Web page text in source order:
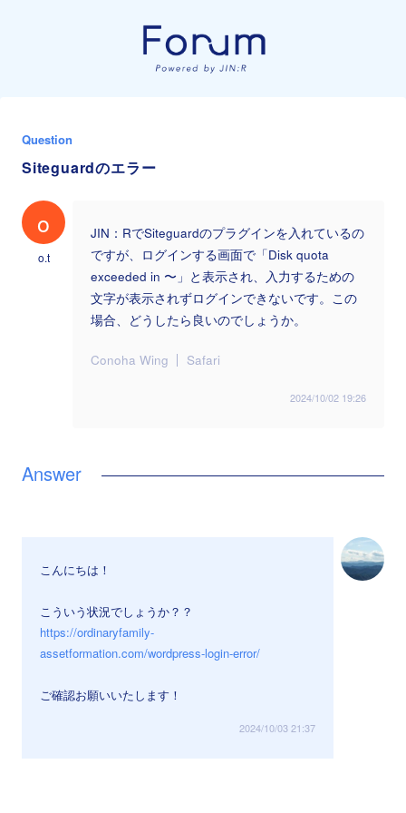
Question
Siteguardのエラー
o
o.t
JIN：RでSiteguardのプラグインを入れているの
ですが、ログインする画面で「Disk quota
exceeded in 〜」と表示され、入力するための
文字が表示されずログインできないです。この
場合、どうしたら良いのでしょうか。
Conoha Wing Safari
2024/10/02 19:26
こんにちは！
こういう状況でしょうか？？
https://ordinaryfamily-
assetformation.com/wordpress-login-error/
ご確認お願いいたします！
2024/10/03 21:37